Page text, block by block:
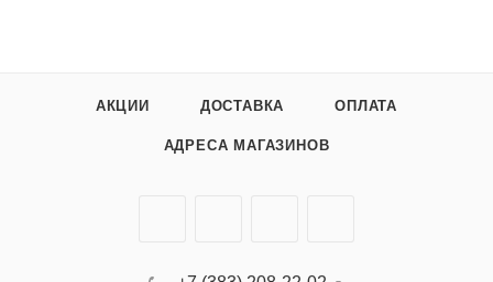
АКЦИИ ДОСТАВКА ОПЛАТА
АДРЕСА МАГАЗИНОВ